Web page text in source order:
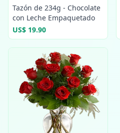
Tazón de 234g - Chocolate
con Leche Empaquetado
US$ 19.90